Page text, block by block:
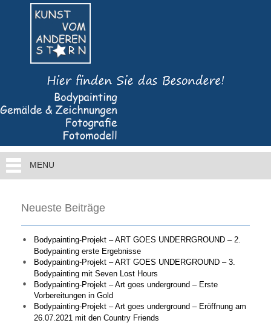
MENU
Neueste Beiträge
Bodypainting-Projekt – ART GOES UNDERRGROUND – 2.
Bodypainting erste Ergebnisse
Bodypainting-Projekt – ART GOES UNDERGROUND – 3.
Bodypainting mit Seven Lost Hours
Bodypainting-Projekt – Art goes underground – Erste
Vorbereitungen in Gold
Bodypainting-Projekt – Art goes underground – Eröffnung am
26.07.2021 mit den Country Friends